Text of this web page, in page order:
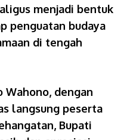
menjadi bentuk
penguatan budaya
di tengah
Wahono, dengan
langsung peserta
Bupati